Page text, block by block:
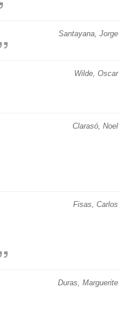
Santayana, Jorge
Wilde, Oscar
Clarasó, Noel
Fisas, Carlos
Duras, Marguerite